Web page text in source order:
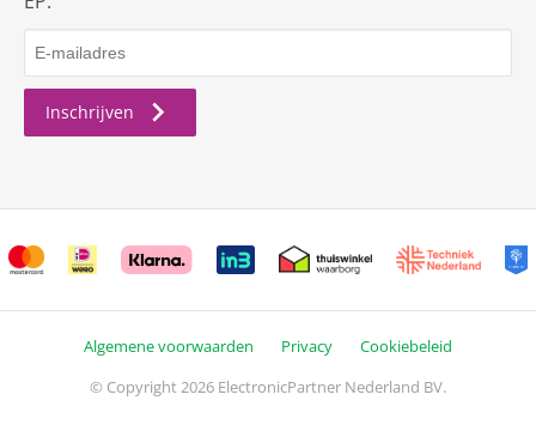
Inschrijven
Algemene voorwaarden Privacy
Cookiebeleid
© Copyright 2026 ElectronicPartner Nederland BV.